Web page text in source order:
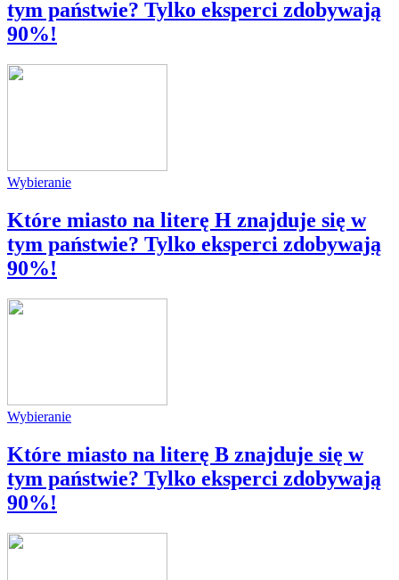
tym państwie? Tylko eksperci zdobywają
90%!
Wybieranie
Które miasto na literę H znajduje się w
tym państwie? Tylko eksperci zdobywają
90%!
Wybieranie
Które miasto na literę B znajduje się w
tym państwie? Tylko eksperci zdobywają
90%!